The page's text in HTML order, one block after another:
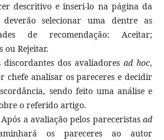
descritivo e inseri-lo na página da
selecionar uma dentre as
de recomendação: Aceitar;
ou Rejeitar.
discordantes dos avaliadoresad hoc,
chefe analisar os pareceres e decidir
sendo feito uma análise e
o referido artigo.
a avaliação pelos pareceristasad
os pareceres ao autor